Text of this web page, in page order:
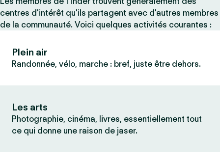
centres d'intérêt qu'ils partagent avec d'autres membres
de la communauté. Voici quelques activités courantes :
Plein air
Randonnée, vélo, marche : bref, juste être dehors.
Les arts
Photographie, cinéma, livres, essentiellement tout
ce qui donne une raison de jaser.